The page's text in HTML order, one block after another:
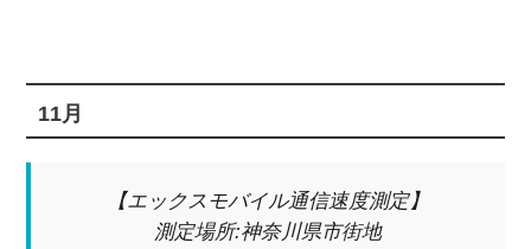
11月
【エックスモバイル通信速度測定】
測定場所:神奈川県市街地